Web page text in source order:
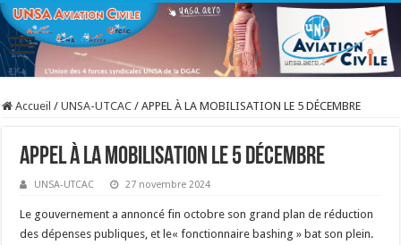
Accueil / UNSA-UTCAC / APPEL À LA MOBILISATION LE 5 DÉCEMBRE
APPEL À LA MOBILISATION LE 5 DÉCEMBRE
UNSA-UTCAC 27 novembre 2024
Le gouvernement a annoncé fin octobre son grand plan de réduction
des dépenses publiques, et le« fonctionnaire bashing » bat son plein.